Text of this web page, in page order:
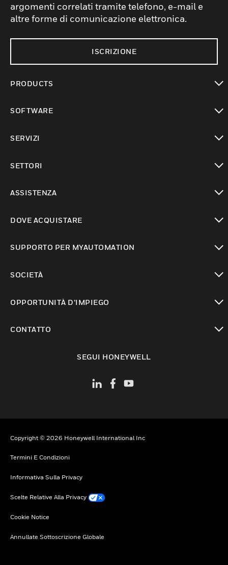
argomenti correlati tramite telefono, e-mail e
altre forme di comunicazione elettronica.
ISCRIZIONE
PRODUCTS
SOFTWARE
SERVIZI
SETTORI
ASSISTENZA
DOVE ACQUISTARE
SUPPORTO PER MYAUTOMATION
SOCIETÀ
OPPORTUNITÀ D’IMPIEGO
CONTATTO
SEGUI HONEYWELL
Copyright © 2026 Honeywell International Inc
Termini E Condizioni
Informativa Sulla Privacy
Scelte Relative Alla Privacy
Cookie Notice
Annullate Sottoscrizione Globale